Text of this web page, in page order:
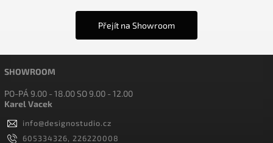
Přejít na Showroom
SHOWROOM
PO-PÁ 9.00 - 18.00 SO 9.00 - 12.00
Karel Vacek
info@designostudio.cz
605334326, 226220008